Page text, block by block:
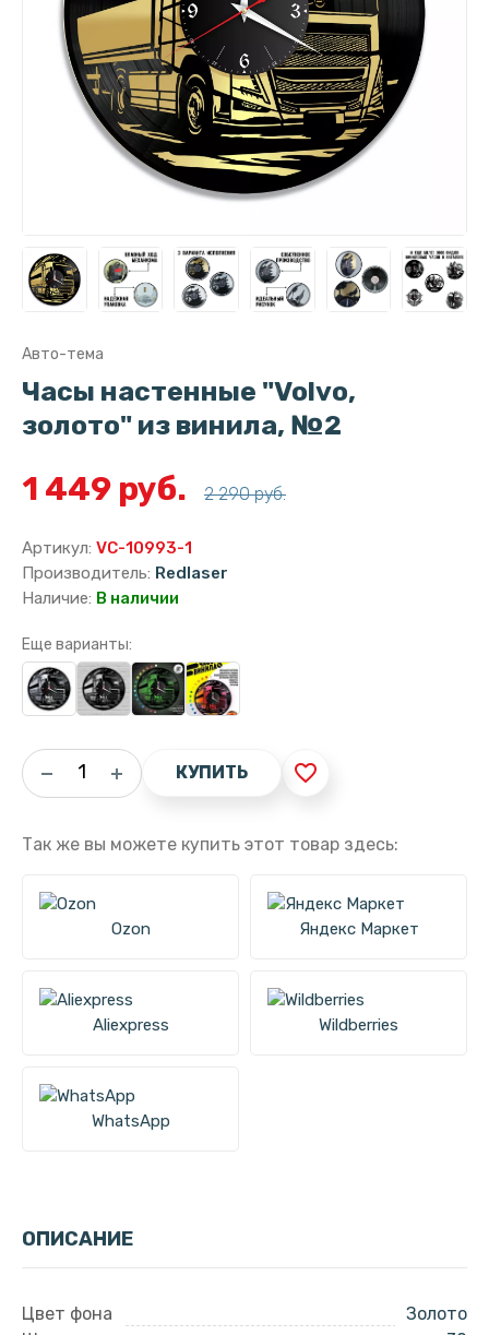
Авто-тема
Часы настенные "Volvo,
золото" из винила, №2
1 449 руб. 2 290 руб.
Артикул: VC-10993-1
Производитель: Redlaser
Наличие: В наличии
Еще варианты:
КУПИТЬ favorite_border
Так же вы можете купить этот товар здесь:
Ozon Яндекс Маркет
Aliexpress Wildberries
WhatsApp
ОПИСАНИЕ
Цвет фона
Золото